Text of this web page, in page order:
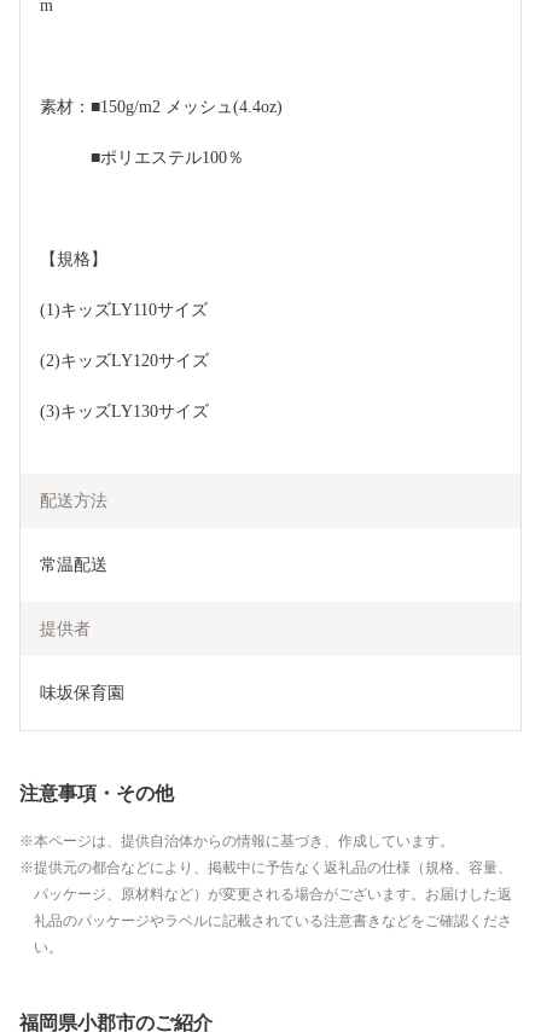
m
素材：■150g/m2 メッシュ(4.4oz)
■ポリエステル100％
【規格】
(1)キッズLY110サイズ
(2)キッズLY120サイズ
(3)キッズLY130サイズ
配送方法
常温配送
提供者
味坂保育園
注意事項・その他
本ページは、提供自治体からの情報に基づき、作成しています。
提供元の都合などにより、掲載中に予告なく返礼品の仕様（規格、容量、
パッケージ、原材料など）が変更される場合がございます。お届けした返
礼品のパッケージやラベルに記載されている注意書きなどをご確認くださ
い。
福岡県小郡市のご紹介